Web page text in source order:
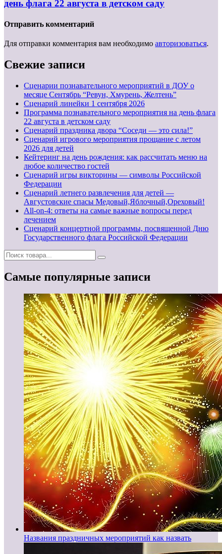
день флага 22 августа в детском саду
Отправить комментарий
Для отправки комментария вам необходимо авторизоваться.
Свежие записи
Сценарии познавательного мероприятий в ДОУ о
месяце Сентябрь “Ревун, Хмурень, Желтень”
Cценарий линейки 1 сентября 2026
Программа познавательного мероприятия на день флага
22 августа в детском саду
Сценарий праздника двора “Соседи — это сила!”
Сценарий игрового мероприятия прощание с летом
2026 для детей
Кейтеринг на день рождения: как рассчитать меню на
любое количество гостей
Сценарий игры викторины — символы Российской
Федерации
Сценарий летнего развлечения для детей —
Августовские спасы Медовый,Яблочный,Ореховый!
All-on-4: ответы на самые важные вопросы перед
лечением
Сценарий концертной программы, посвященной Дню
Государственного флага Российской Федерации
Самые популярные записи
Названия праздничных мероприятий как назвать